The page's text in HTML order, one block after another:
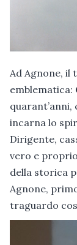
Ad Agnone, il
emblematica:
incarna lo
Dirigente,
vero e
della storica
Agnone,
traguardo